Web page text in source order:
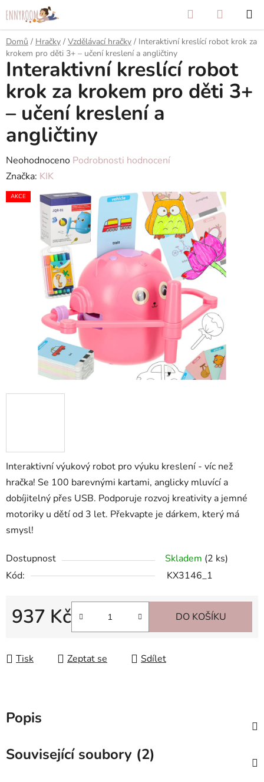
na
obsah
Hledat
KOŠÍK
Domů / Hračky / Vzdělávací hračky / Interaktivní kreslící robot krok za
krokem pro děti 3+ – učení kreslení a angličtiny
Interaktivní výukový robot pro výuku kreslení - víc než
hračka! Se 100 barevnými kartami, anglicky mluvící a
dobíjitelný přes USB. Podporuje rozvoj kreativity a jemné
motoriky u dětí od 3 let. Překvapte je dárkem, který má
smysl!
Dostupnost Skladem (2 ks)
Kód:
KX3146_1
937 Kč DO KOŠÍKU
Tisk Zeptat se Sdílet
Interaktivní kreslící robot
krok za krokem pro děti 3+
– učení kreslení a
angličtiny
Průměrné
hodnocení
produktu
hvězdiček.
Neohodnoceno Podrobnosti hodnocení
Značka: KIK
AKCE
Popis
Související soubory (2)